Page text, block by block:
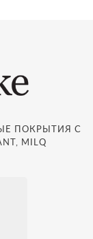
ПОКРЫТИЯ С
MILQ